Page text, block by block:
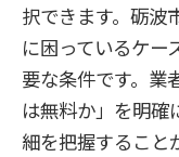
択できます。砺波
に困っているケー
要な条件です。業
は無料か」を明確
細を把握すること